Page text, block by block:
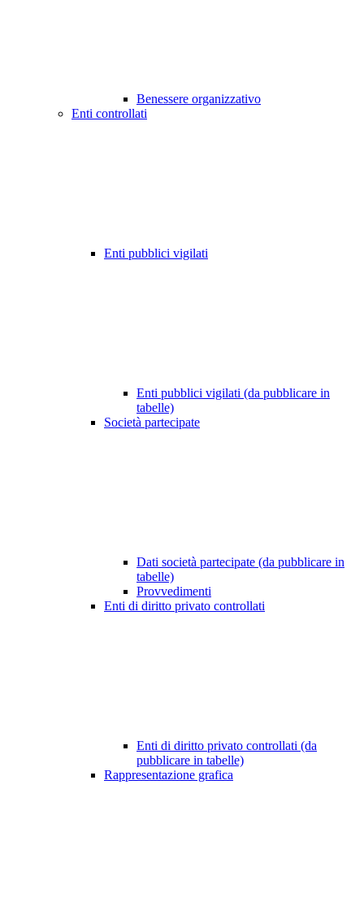
Benessere organizzativo
Enti controllati
Enti pubblici vigilati
Enti pubblici vigilati (da pubblicare in
tabelle)
Società partecipate
Dati società partecipate (da pubblicare in
tabelle)
Provvedimenti
Enti di diritto privato controllati
Enti di diritto privato controllati (da
pubblicare in tabelle)
Rappresentazione grafica